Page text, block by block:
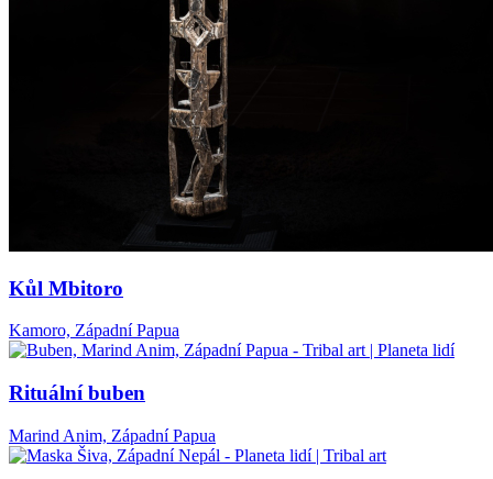
Kůl Mbitoro
Kamoro, Západní Papua
Rituální buben
Marind Anim, Západní Papua